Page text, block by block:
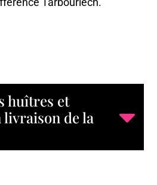
huîtres et
livraison de la